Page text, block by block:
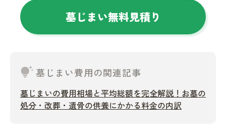
墓じまい無料見積り
tips_and_updates墓じまい費用の関連記事
墓じまいの費用相場と平均総額を完全解説！お墓の
処分・改葬・遺骨の供養にかかる料金の内訳